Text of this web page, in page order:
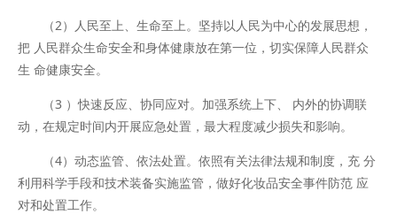
（2）人民至上、生命至上。坚持以人民为中心的发展思想，
把 人民群众生命安全和身体健康放在第一位，切实保障人民群众
生 命健康安全。
（3 ）快速反应、协同应对。加强系统上下、 内外的协调联
动，在规定时间内开展应急处置，最大程度减少损失和影响。
（4）动态监管、依法处置。依照有关法律法规和制度，充 分
利用科学手段和技术装备实施监管，做好化妆品安全事件防范 应
对和处置工作。